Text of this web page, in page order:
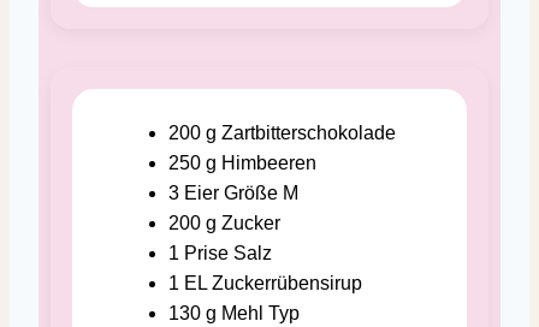
200 g Zartbitterschokolade
250 g Himbeeren
3 Eier Größe M
200 g Zucker
1 Prise Salz
1 EL Zuckerrübensirup
130 g Mehl Typ